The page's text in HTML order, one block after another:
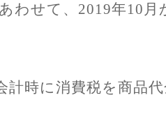
あわせて、2019年10
計時に消費税を商品